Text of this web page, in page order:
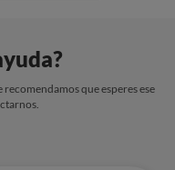
recomendamos que esperes ese